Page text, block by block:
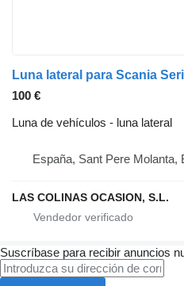
100 €
Luna de vehículos - luna lateral
España, Sant Pere Molanta,
LAS COLINAS OCASION, S.L.
Suscríbase para recibir anuncios